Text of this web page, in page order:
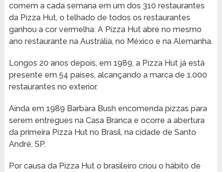
comem a cada semana em um dos 310 restaurantes
da Pizza Hut, o telhado de todos os restaurantes
ganhou a cor vermelha. A Pizza Hut abre no mesmo
ano restaurante na Austrália, no México e na Alemanha.
Longos 20 anos depois, em 1989, a Pizza Hut já está
presente em 54 países, alcançando a marca de 1.000
restaurantes no exterior.
Ainda em 1989 Barbara Bush encomenda pizzas para
serem entregues na Casa Branca e ocorre a abertura
da primeira Pizza Hut no Brasil, na cidade de Santo
André, SP.
Por causa da Pizza Hut o brasileiro criou o hábito de